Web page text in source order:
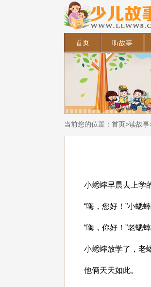
首页 听故事
当前您的位置： 首页>读故事
小蟋蟀早晨去上学
“嗨，您好！”小蟋蟀
“嗨，你好！”老蟋蟀
小蟋蟀放学了，老
他俩天天如此。